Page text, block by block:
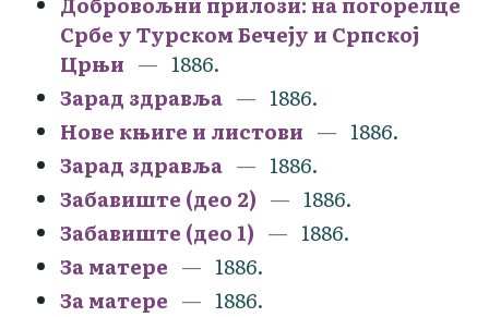
Србе у Турском Бечеју и Српској
Црњи
1886.
Зарад здравља
1886.
Нове књиге и листови
1886.
Зарад здравља
1886.
Забавиште (део 2)
1886.
Забавиште (део 1)
1886.
За матере
1886.
За матере
1886.